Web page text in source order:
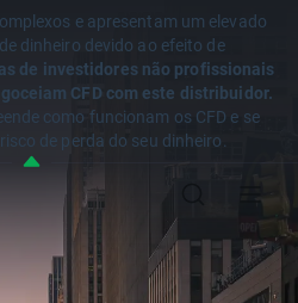
e apresentam um elevado
dinheiro devido ao efeito de
de investidores não profissionais
CFD com este distribuidor.
como funcionam os CFD e se
de perda do seu dinheiro.